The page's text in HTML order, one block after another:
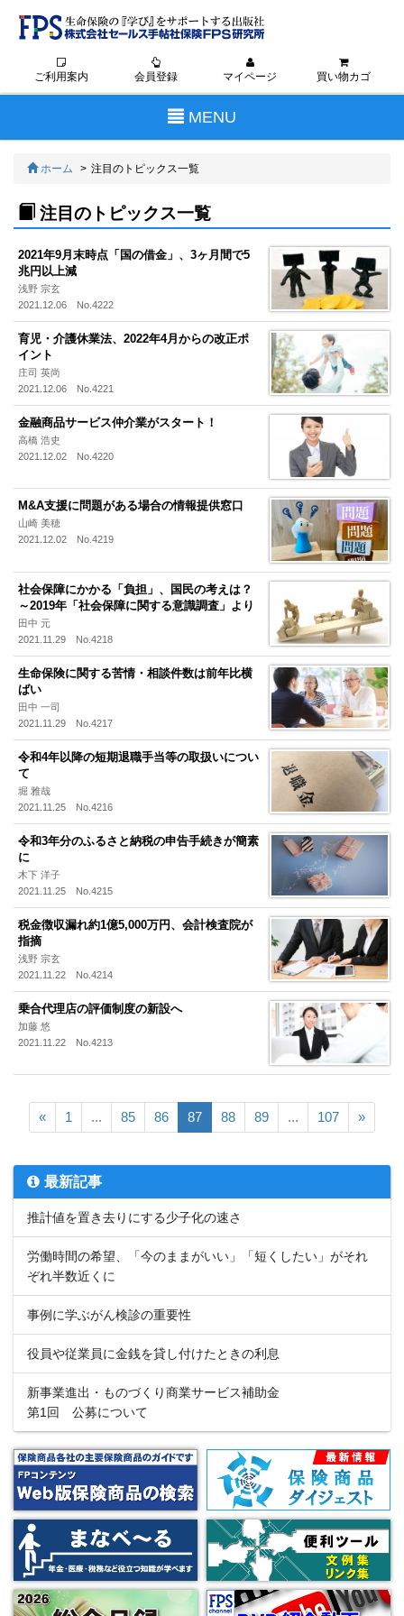
ご利用案内 会員登録 マイページ 買い物カゴ
Toggle
navigation
MENU
ホーム 注目のトピックス一覧
注目のトピックス一覧
2021年9月末時点「国の借金」、3ヶ月間で5
兆円以上減
浅野 宗玄
2021.12.06 No.4222
育児・介護休業法、2022年4月からの改正ポ
イント
庄司 英尚
2021.12.06 No.4221
金融商品サービス仲介業がスタート！
高橋 浩史
2021.12.02 No.4220
M&A支援に問題がある場合の情報提供窓口
山崎 美穂
2021.12.02 No.4219
社会保障にかかる「負担」、国民の考えは？
～2019年「社会保障に関する意識調査」より
田中 元
2021.11.29 No.4218
生命保険に関する苦情・相談件数は前年比横
ばい
田中 一司
2021.11.29 No.4217
令和4年以降の短期退職手当等の取扱いについ
て
堀 雅哉
2021.11.25 No.4216
令和3年分のふるさと納税の申告手続きが簡素
に
木下 洋子
2021.11.25 No.4215
税金徴収漏れ約1億5,000万円、会計検査院が
指摘
浅野 宗玄
2021.11.22 No.4214
乗合代理店の評価制度の新設へ
加藤 悠
2021.11.22 No.4213
« 1 ... 85 86 87 88 89 ... 107 »
最新記事
推計値を置き去りにする少子化の速さ
労働時間の希望、「今のままがいい」「短くしたい」がそれ
ぞれ半数近くに
事例に学ぶがん検診の重要性
役員や従業員に金銭を貸し付けたときの利息
新事業進出・ものづくり商業サービス補助金
第1回 公募について